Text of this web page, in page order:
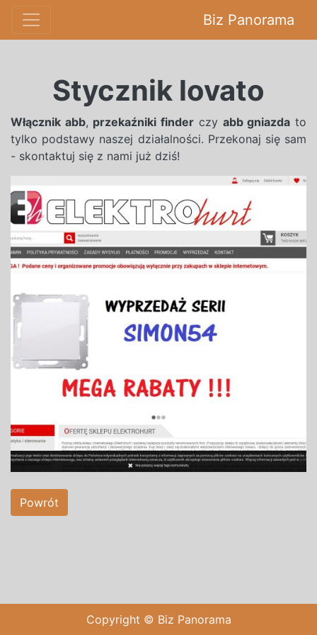
Biz Panorama
Stycznik lovato
Włącznik abb, przekaźniki finder czy abb gniazda to
tylko podstawy naszej działalności. Przekonaj się sam
- skontaktuj się z nami już dziś!
Powrót
Copyright © Biz Panorama